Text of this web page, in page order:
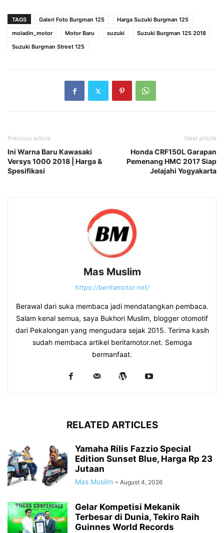
TAGS Galeri Foto Burgman 125
Harga Suzuki Burgman 125
moladin_motor
Motor Baru suzuki
Suzuki Burgman 125 2018
Suzuki Burgman Street 125
Previous article
Ini Warna Baru Kawasaki
Versys 1000 2018 | Harga &
Spesifikasi
Next article
Honda CRF150L Garapan
Pemenang HMC 2017 Siap
Jelajahi Yogyakarta
Mas Muslim
https://beritamotor.net/
Berawal dari suka membaca jadi mendatangkan pembaca.
Salam kenal semua, saya Bukhori Muslim, blogger otomotif
dari Pekalongan yang mengudara sejak 2015. Terima kasih
sudah membaca artikel beritamotor.net. Semoga
bermanfaat.
RELATED ARTICLES
Yamaha Rilis Fazzio Special
Edition Sunset Blue, Harga Rp 23
Jutaan
Mas Muslim - August 4, 2026
Gelar Kompetisi Mekanik
Terbesar di Dunia, Tekiro Raih
Guinnes World Records